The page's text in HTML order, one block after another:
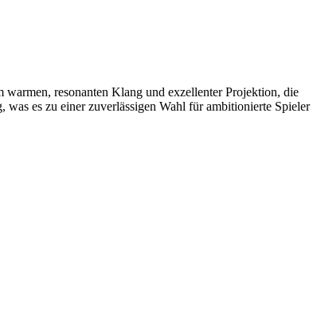
resonanten Klang und exzellenter Projektion, die
es zu einer zuverlässigen Wahl für ambitionierte Spieler